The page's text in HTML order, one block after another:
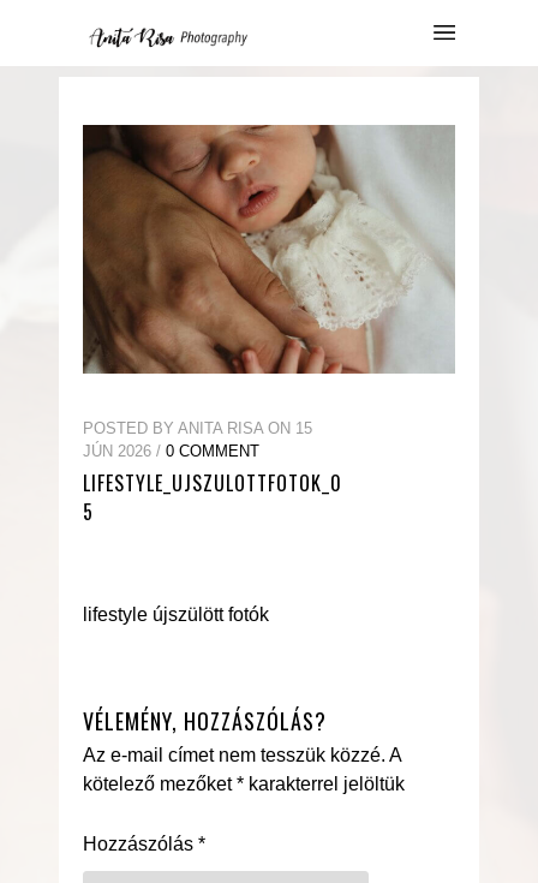
POSTED BY ANITA RISA ON 15
JÚN 2026 / 0 COMMENT
LIFESTYLE_UJSZULOTTFOTOK_0
5
lifestyle újszülött fotók
VÉLEMÉNY, HOZZÁSZÓLÁS?
Az e-mail címet nem tesszük közzé. A
kötelező mezőket* karakterrel jelöltük
Hozzászólás *